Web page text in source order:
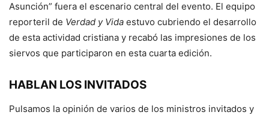
Asunción” fuera el escenario central del evento. El equipo
reporteril de Verdad y Vida estuvo cubriendo el desarrollo
de esta actividad cristiana y recabó las impresiones de los
siervos que participaron en esta cuarta edición.
HABLAN LOS INVITADOS
Pulsamos la opinión de varios de los ministros invitados y